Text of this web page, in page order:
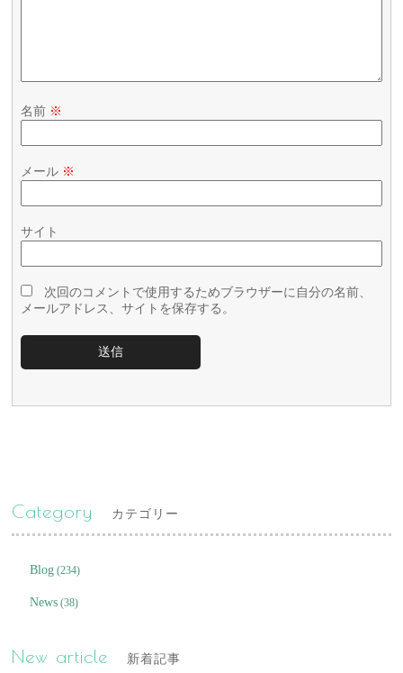
名前 ※
メール ※
サイト
次回のコメントで使用するためブラウザーに自分の名前、
メールアドレス、サイトを保存する。
Category カテゴリー
Blog (234)
News (38)
New article 新着記事